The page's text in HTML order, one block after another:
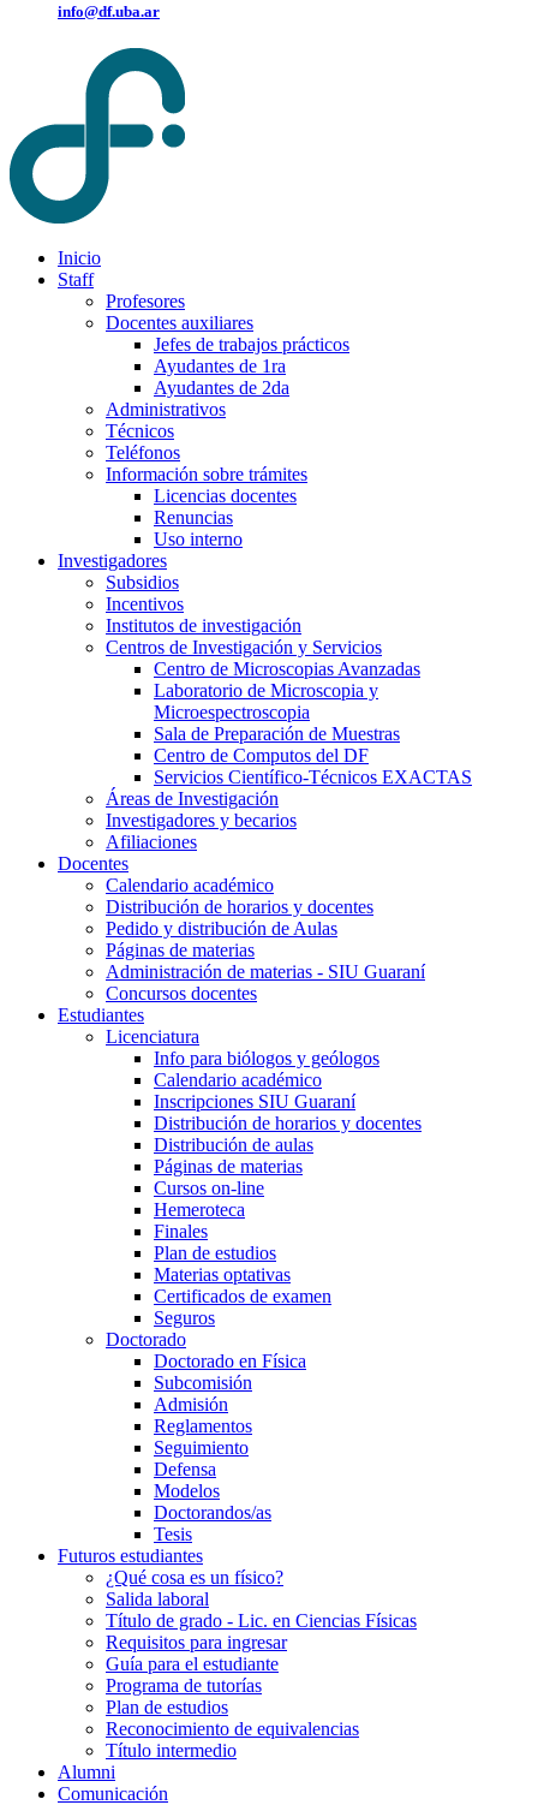
info@df.uba.ar
Inicio
Staff
Profesores
Docentes auxiliares
Jefes de trabajos prácticos
Ayudantes de 1ra
Ayudantes de 2da
Administrativos
Técnicos
Teléfonos
Información sobre trámites
Licencias docentes
Renuncias
Uso interno
Investigadores
Subsidios
Incentivos
Institutos de investigación
Centros de Investigación y Servicios
Centro de Microscopias Avanzadas
Laboratorio de Microscopia y
Microespectroscopia
Sala de Preparación de Muestras
Centro de Computos del DF
Servicios Científico-Técnicos EXACTAS
Áreas de Investigación
Investigadores y becarios
Afiliaciones
Docentes
Calendario académico
Distribución de horarios y docentes
Pedido y distribución de Aulas
Páginas de materias
Administración de materias - SIU Guaraní
Concursos docentes
Estudiantes
Licenciatura
Info para biólogos y geólogos
Calendario académico
Inscripciones SIU Guaraní
Distribución de horarios y docentes
Distribución de aulas
Páginas de materias
Cursos on-line
Hemeroteca
Finales
Plan de estudios
Materias optativas
Certificados de examen
Seguros
Doctorado
Doctorado en Física
Subcomisión
Admisión
Reglamentos
Seguimiento
Defensa
Modelos
Doctorandos/as
Tesis
Futuros estudiantes
¿Qué cosa es un físico?
Salida laboral
Título de grado - Lic. en Ciencias Físicas
Requisitos para ingresar
Guía para el estudiante
Programa de tutorías
Plan de estudios
Reconocimiento de equivalencias
Título intermedio
Alumni
Comunicación